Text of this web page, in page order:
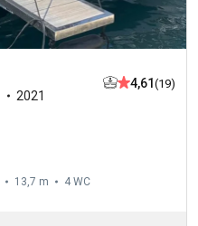
2021
4,61(19)
13,7 m 4 WC